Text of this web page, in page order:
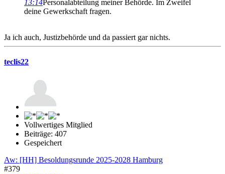
13:14Personalabteilung meiner Behörde. Im Zweifel
deine Gewerkschaft fragen.
Ja ich auch, Justizbehörde und da passiert gar nichts.
teclis22
Vollwertiges Mitglied
Beiträge: 407
Gespeichert
Aw: [HH] Besoldungsrunde 2025-2028 Hamburg
#379